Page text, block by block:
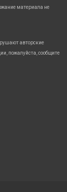
материала не
авторские
пожалуйста, сообщите